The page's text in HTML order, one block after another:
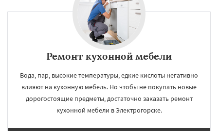
Ремонт кухонной мебели
Вода, пар, высокие температуры, едкие кислоты негативно
влияют на кухонную мебель. Но чтобы не покупать новые
дорогостоящие предметы, достаточно заказать ремонт
кухонной мебели в Электрогорске.